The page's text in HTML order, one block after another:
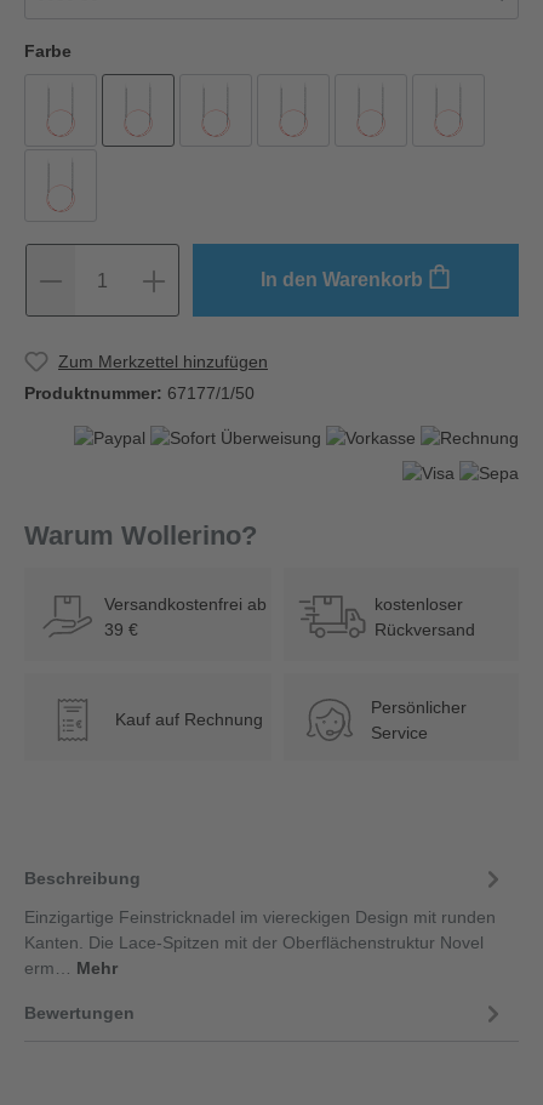
Farbe
1 In den Warenkorb
Zum Merkzettel hinzufügen
Produktnummer: 67177/1/50
Warum Wollerino?
Versandkostenfrei ab
39 €
kostenloser
Rückversand
€ Kauf auf Rechnung
Persönlicher
Service
Beschreibung
Einzigartige Feinstricknadel im viereckigen Design mit runden
Kanten. Die Lace-Spitzen mit der Oberflächenstruktur Novel
erm… Mehr
Bewertungen